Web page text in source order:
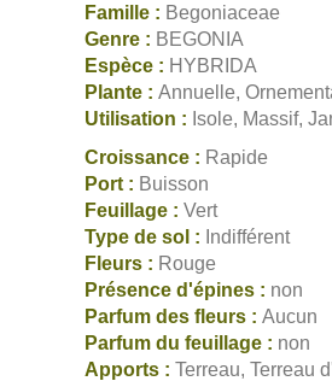
Famille : Begoniaceae
Genre : BEGONIA
Espèce : HYBRIDA
Plante : Annuelle,
Utilisation : Isole, Massif,
Croissance : Rapide
Port : Buisson
Feuillage : Vert
Type de sol : Indifférent
Fleurs : Rouge
Présence d'épines : non
Parfum des fleurs : Aucun
Parfum du feuillage : non
Apports : Terreau, Terreau